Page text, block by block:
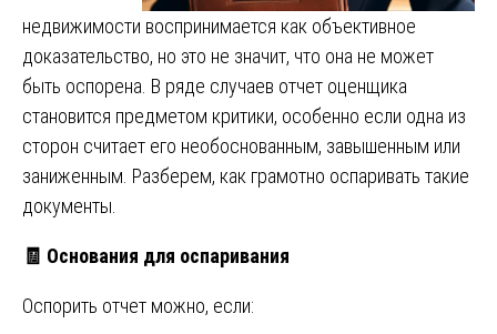
недвижимости воспринимается как объективное
доказательство, но это не значит, что она не может
быть оспорена. В ряде случаев отчет оценщика
становится предметом критики, особенно если одна из
сторон считает его необоснованным, завышенным или
заниженным. Разберем, как грамотно оспаривать такие
документы.
🧾 Основания для оспаривания
Оспорить отчет можно, если: